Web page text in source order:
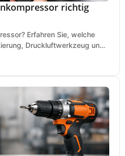
richtig
Erfahren Sie, welche
Druckluftwerkzeug und